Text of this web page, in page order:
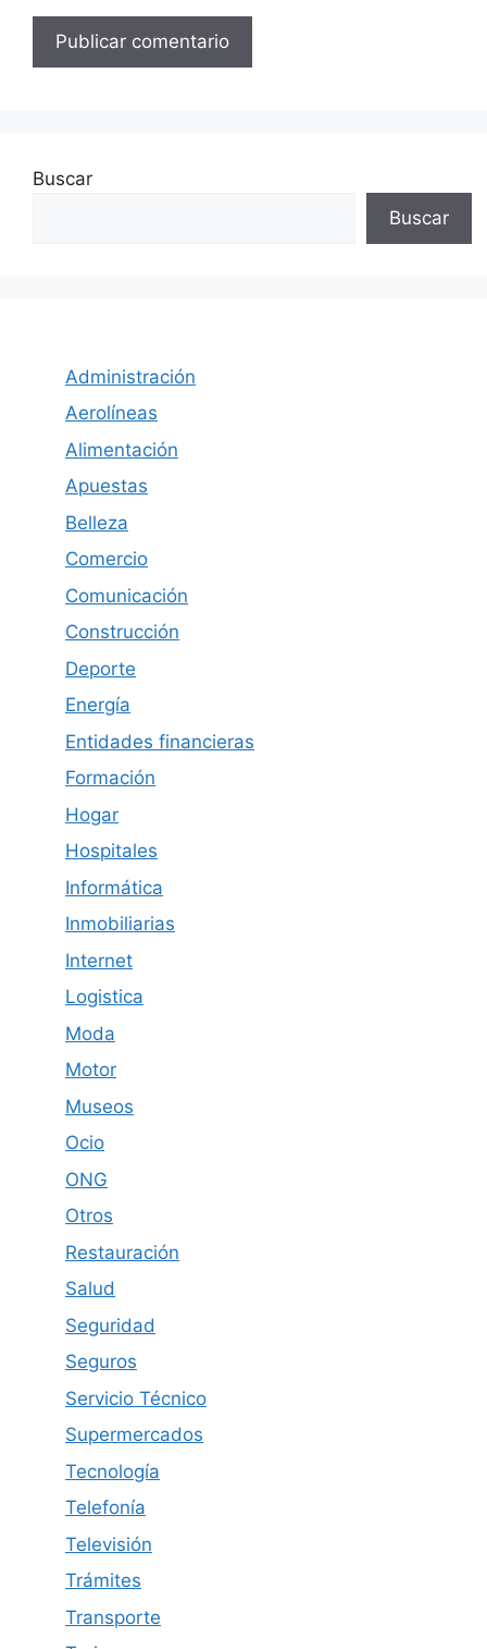
Buscar
Buscar
Administración
Aerolíneas
Alimentación
Apuestas
Belleza
Comercio
Comunicación
Construcción
Deporte
Energía
Entidades financieras
Formación
Hogar
Hospitales
Informática
Inmobiliarias
Internet
Logistica
Moda
Motor
Museos
Ocio
ONG
Otros
Restauración
Salud
Seguridad
Seguros
Servicio Técnico
Supermercados
Tecnología
Telefonía
Televisión
Trámites
Transporte